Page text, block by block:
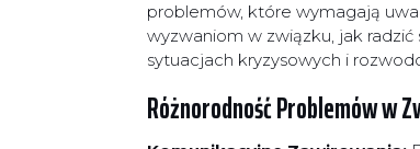
problemów, które wymagają
wyzwaniom w związku, jak
sytuacjach kryzysowych i
Różnorodność Problemów w